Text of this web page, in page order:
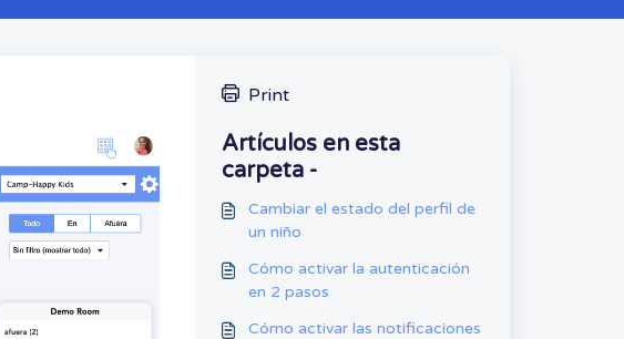
Print
Artículos en esta
carpeta -
Cambiar el estado del perfil de
un niño
Cómo activar la autenticación
en 2 pasos
Cómo activar las notificaciones